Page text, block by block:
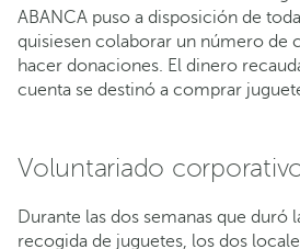
ABANCA puso a disposición de
quisiesen colaborar un número de
hacer donaciones. El dinero
cuenta se destinó a comprar
Voluntariado
Durante las dos semanas que duró
recogida de juguetes, los dos